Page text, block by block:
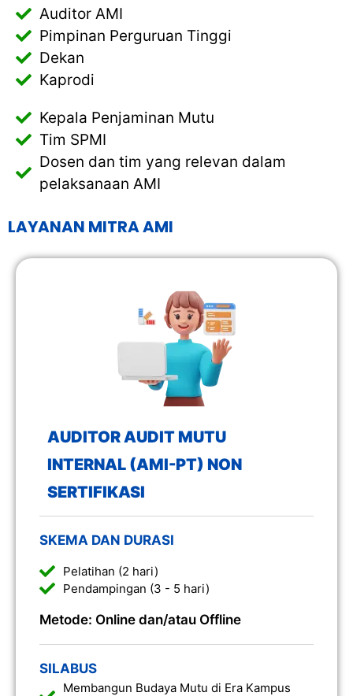
Auditor AMI
Pimpinan Perguruan Tinggi
Dekan
Kaprodi
Kepala Penjaminan Mutu
Tim SPMI
Dosen dan tim yang relevan dalam
pelaksanaan AMI
LAYANAN MITRA AMI
AUDITOR AUDIT MUTU
INTERNAL (AMI-PT) NON
SERTIFIKASI
SKEMA DAN DURASI
Pelatihan (2 hari)
Pendampingan (3 - 5 hari)
Metode: Online dan/atau Offline
SILABUS
Membangun Budaya Mutu di Era Kampus